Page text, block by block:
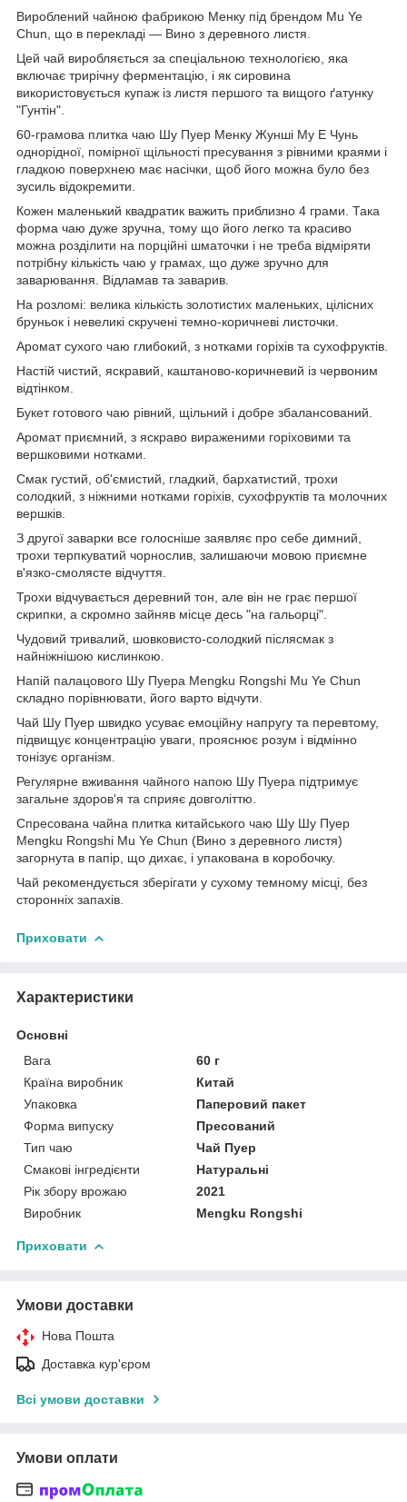
Вироблений чайною фабрикою Менку під брендом Mu Ye
Chun, що в перекладі — Вино з деревного листя.
Цей чай виробляється за спеціальною технологією, яка
включає трирічну ферментацію, і як сировина
використовується купаж із листя першого та вищого ґатунку
"Гунтін".
60-грамова плитка чаю Шу Пуер Менку Жунші Му Е Чунь
однорідної, помірної щільності пресування з рівними краями і
гладкою поверхнею має насічки, щоб його можна було без
зусиль відокремити.
Кожен маленький квадратик важить приблизно 4 грами. Така
форма чаю дуже зручна, тому що його легко та красиво
можна розділити на порційні шматочки і не треба відміряти
потрібну кількість чаю у грамах, що дуже зручно для
заварювання. Відламав та заварив.
На розломі: велика кількість золотистих маленьких, цілісних
бруньок і невеликі скручені темно-коричневі листочки.
Аромат сухого чаю глибокий, з нотками горіхів та сухофруктів.
Настій чистий, яскравий, каштаново-коричневий із червоним
відтінком.
Букет готового чаю рівний, щільний і добре збалансований.
Аромат приємний, з яскраво вираженими горіховими та
вершковими нотками.
Смак густий, об'ємистий, гладкий, бархатистий, трохи
солодкий, з ніжними нотками горіхів, сухофруктів та молочних
вершків.
З другої заварки все голосніше заявляє про себе димний,
трохи терпкуватий чорнослив, залишаючи мовою приємне
в'язко-смолясте відчуття.
Трохи відчувається деревний тон, але він не грає першої
скрипки, а скромно зайняв місце десь "на гальорці".
Чудовий тривалий, шовковисто-солодкий післясмак з
найніжнішою кислинкою.
Напій палацового Шу Пуера Mengku Rongshi Mu Ye Chun
складно порівнювати, його варто відчути.
Чай Шу Пуер швидко усуває емоційну напругу та перевтому,
підвищує концентрацію уваги, прояснює розум і відмінно
тонізує організм.
Регулярне вживання чайного напою Шу Пуера підтримує
загальне здоров'я та сприяє довголіттю.
Спресована чайна плитка китайського чаю Шу Шу Пуер
Mengku Rongshi Mu Ye Chun (Вино з деревного листя)
загорнута в папір, що дихає, і упакована в коробочку.
Чай рекомендується зберігати у сухому темному місці, без
сторонніх запахів.
Приховати
Характеристики
Основні
Вага
60 г
Країна виробник
Китай
Упаковка
Паперовий пакет
Форма випуску
Пресований
Тип чаю
Чай Пуер
Смакові інгредієнти
Натуральні
Рік збору врожаю
2021
Виробник
Mengku Rongshi
Приховати
Умови доставки
Нова Пошта
Доставка кур'єром
Всі умови доставки
Умови оплати